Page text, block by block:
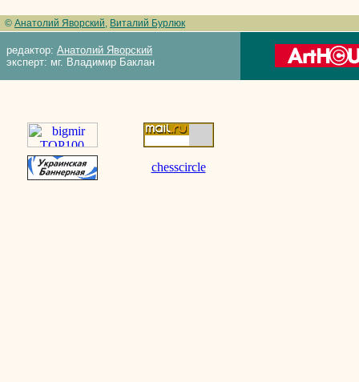
© Анатолий Яворский, Виталий Бурлюк
редактор: Анатолий Яворский
эксперт: мг. Владимир Баклан
chesscircle